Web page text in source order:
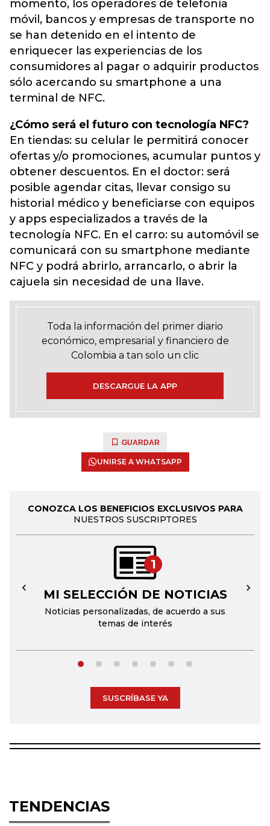
momento, los operadores de telefonía
móvil, bancos y empresas de transporte no
se han detenido en el intento de
enriquecer las experiencias de los
consumidores al pagar o adquirir productos
sólo acercando su smartphone a una
terminal de NFC.
¿Cómo será el futuro con tecnología NFC?
En tiendas: su celular le permitirá conocer
ofertas y/o promociones, acumular puntos y
obtener descuentos. En el doctor: será
posible agendar citas, llevar consigo su
historial médico y beneficiarse con equipos
y apps especializados a través de la
tecnología NFC. En el carro: su automóvil se
comunicará con su smartphone mediante
NFC y podrá abrirlo, arrancarlo, o abrir la
cajuela sin necesidad de una llave.
Toda la información del primer diario
económico, empresarial y financiero de
Colombia a tan solo un clic
DESCARGUE LA APP
GUARDAR
UNIRSE A WHATSAPP
CONOZCA LOS BENEFICIOS EXCLUSIVOS PARA
NUESTROS SUSCRIPTORES
1
MI SELECCIÓN DE NOTICIAS
Noticias personalizadas, de acuerdo a sus
temas de interés
← →
SUSCRÍBASE YA
TENDENCIAS